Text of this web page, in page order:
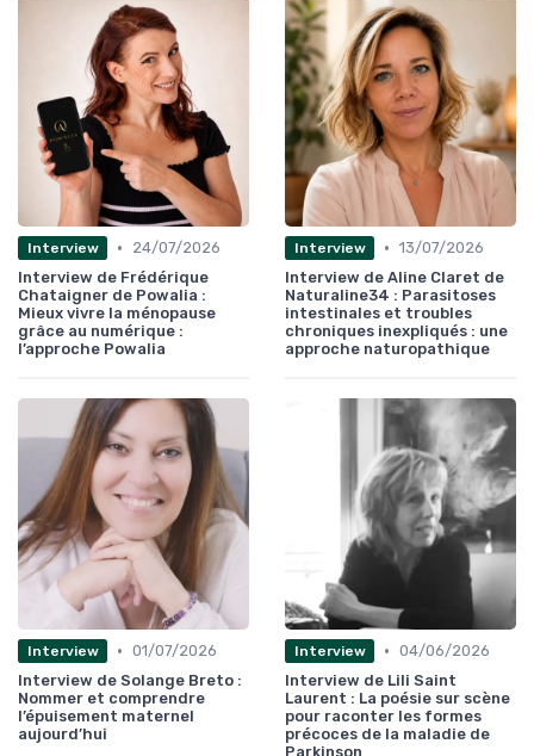
Interview •
24/07/2026
Interview de Frédérique
Chataigner de Powalia :
Mieux vivre la ménopause
grâce au numérique :
l’approche Powalia
Interview • 13/07/2026
Interview de Aline Claret de
Naturaline34 : Parasitoses
intestinales et troubles
chroniques inexpliqués : une
approche naturopathique
Interview • 01/07/2026
Interview de Solange Breto :
Nommer et comprendre
l’épuisement maternel
aujourd’hui
Interview • 04/06/2026
Interview de Lili Saint
Laurent : La poésie sur scène
pour raconter les formes
précoces de la maladie de
Parkinson